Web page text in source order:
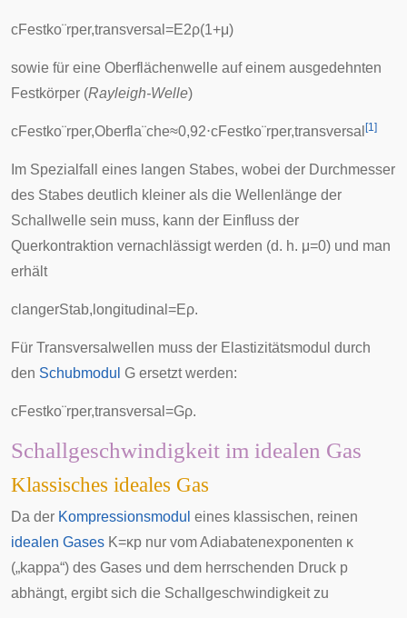
cFestko¨rper,transversa =E2ρ(1+μ)
sowie für eine Oberflächenwelle auf einem ausgedehnten
Festkörper (Rayleigh-Welle)
cFestko¨rper,Oberfla¨che≈0,92⋅cFestko¨rper,transversa [1]
Im Spezialfall eines langen Stabes, wobei der Durchmesser
des Stabes deutlich kleiner als die Wellenlänge der
Schallwelle sein muss, kann der Einfluss der
Querkontraktion vernachlässigt werden (d. h. μ=0) und man
erhält
c angerStab, ongitudina =Eρ.
Für Transversalwellen muss der Elastizitätsmodul durch
den Schubmodul G ersetzt werden:
cFestko¨rper,transversa =Gρ.
Schallgeschwindigkeit im idealen Gas
Klassisches ideales Gas
Da der Kompressionsmodul eines klassischen, reinen
idealen Gases K=κp nur vomAdiabatenexponenten κ
(„kappa“) des Gases und dem herrschenden Druck p
abhängt, ergibt sich die Schallgeschwindigkeit zu